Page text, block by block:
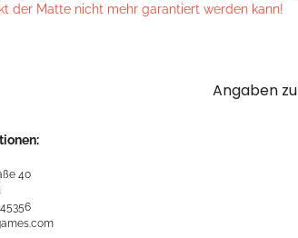
der Matte nicht mehr garantiert werden kann!
Angaben
40